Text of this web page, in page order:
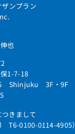
ンプラン
也
1-7-18
Shinjuku 3F・9F
きまして
T6-0100-0114-4905）